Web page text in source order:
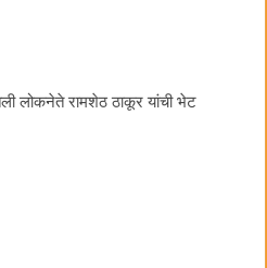
लोकनेते रामशेठ ठाकूर यांची भेट